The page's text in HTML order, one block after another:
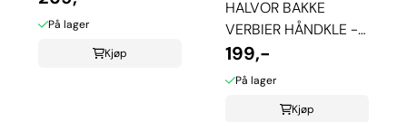
På lager
Kjøp
HALVOR BAKKE
VERBIER HÅNDKLE -
PURE CASHMERE
199,-
På lager
Kjøp